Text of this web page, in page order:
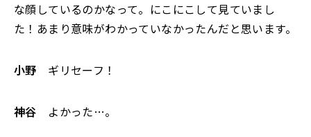
な顔しているのかなって。にこにこして見ていまし
た！あまり意味がわかっていなかったんだと思います。
小野 ギリセーフ！
神谷 よかった…。